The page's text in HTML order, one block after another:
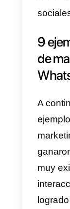
Por